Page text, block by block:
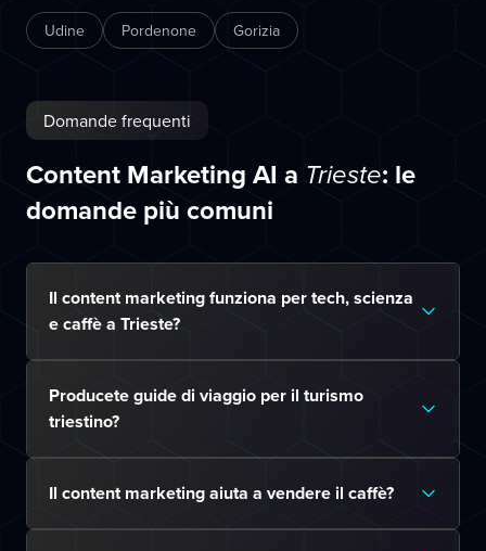
Udine Pordenone Gorizia
Domande frequenti
Content Marketing AI a Trieste: le
domande più comuni
Il content marketing funziona per tech, scienza
e caffè a Trieste?
Producete guide di viaggio per il turismo
triestino?
Il content marketing aiuta a vendere il caffè?